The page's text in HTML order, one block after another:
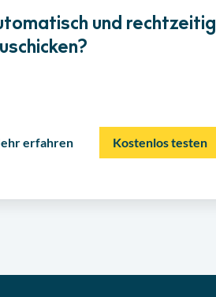
und rechtzeitig
erfahren Kostenlos testen